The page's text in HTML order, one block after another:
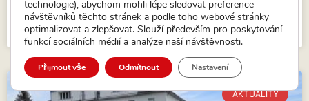
VÍCE...
15. 5. 2026
AKTUALITY
technologie), abychom mohli lépe sledovat preference
návštěvníků těchto stránek a podle toho webové stránky
optimalizovat a zlepšovat. Slouží především pro poskytování
funkcí sociálních médií a analýze naší návštěvnosti.
Přijmout vše Odmítnout Nastavení